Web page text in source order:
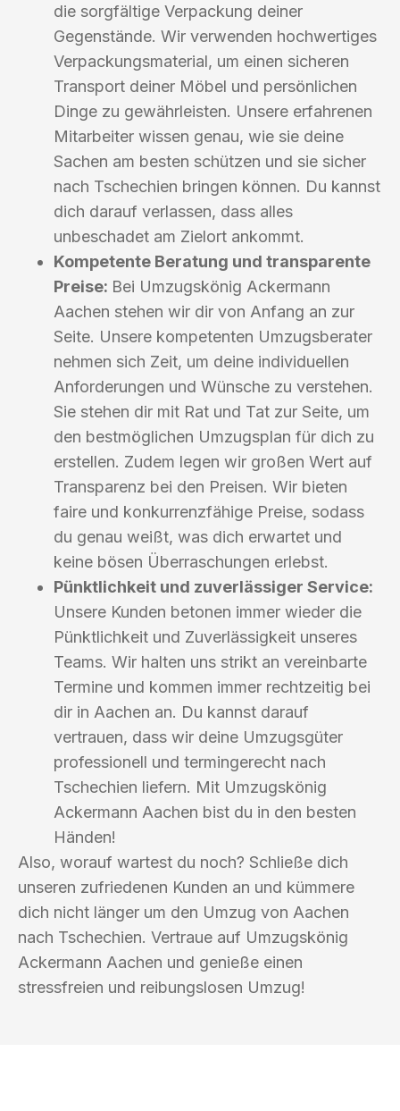
die sorgfältige Verpackung deiner
Gegenstände. Wir verwenden hochwertiges
Verpackungsmaterial, um einen sicheren
Transport deiner Möbel und persönlichen
Dinge zu gewährleisten. Unsere erfahrenen
Mitarbeiter wissen genau, wie sie deine
Sachen am besten schützen und sie sicher
nach Tschechien bringen können. Du kannst
dich darauf verlassen, dass alles
unbeschadet am Zielort ankommt.
Kompetente Beratung und transparente
Preise: Bei Umzugskönig Ackermann
Aachen stehen wir dir von Anfang an zur
Seite. Unsere kompetenten Umzugsberater
nehmen sich Zeit, um deine individuellen
Anforderungen und Wünsche zu verstehen.
Sie stehen dir mit Rat und Tat zur Seite, um
den bestmöglichen Umzugsplan für dich zu
erstellen. Zudem legen wir großen Wert auf
Transparenz bei den Preisen. Wir bieten
faire und konkurrenzfähige Preise, sodass
du genau weißt, was dich erwartet und
keine bösen Überraschungen erlebst.
Pünktlichkeit und zuverlässiger Service:
Unsere Kunden betonen immer wieder die
Pünktlichkeit und Zuverlässigkeit unseres
Teams. Wir halten uns strikt an vereinbarte
Termine und kommen immer rechtzeitig bei
dir in Aachen an. Du kannst darauf
vertrauen, dass wir deine Umzugsgüter
professionell und termingerecht nach
Tschechien liefern. Mit Umzugskönig
Ackermann Aachen bist du in den besten
Händen!
Also, worauf wartest du noch? Schließe dich
unseren zufriedenen Kunden an und kümmere
dich nicht länger um den Umzug von Aachen
nach Tschechien. Vertraue auf Umzugskönig
Ackermann Aachen und genieße einen
stressfreien und reibungslosen Umzug!